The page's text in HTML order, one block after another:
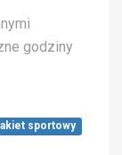
godziny
sportowy